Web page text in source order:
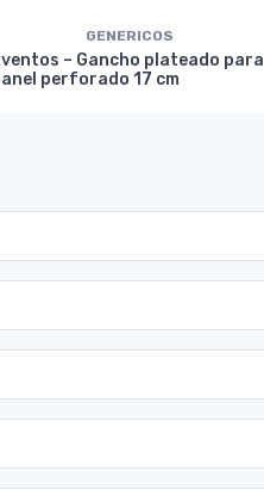
GENERICOS
– Gancho plateado para
perforado 17 cm